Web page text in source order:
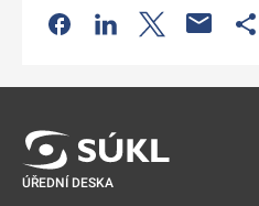
Odkaz se otevře na
Odkaz se otevře
Odkaz se
ÚŘEDNÍ DESKA